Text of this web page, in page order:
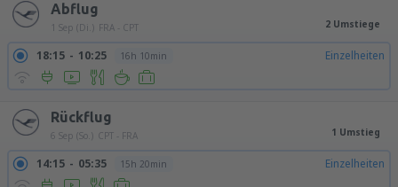
Abflug
1 Sep (Di.) FRA - CPT 2 Umstiege
18:15 10:25 16h 10min Einzelheiten
Rückflug
6 Sep (So.) CPT - FRA 1 Umstieg
14:15 05:35 15h 20min Einzelheiten